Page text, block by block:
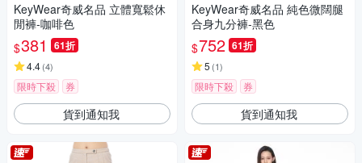
KeyWear奇威名品 立體寬鬆休
閒褲-咖啡色
$381 61折
4.4(4)
限時下殺 券
貨到通知我
KeyWear奇威名品 純色微闊腿
合身九分褲-黑色
$752 61折
5 (1)
限時下殺 券
貨到通知我